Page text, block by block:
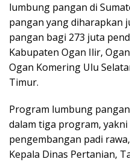
lumbung pangan di
pangan yang diharapkan
pangan bagi 273 juta
Kabupaten Ogan Ilir,
Ogan Komering Ulu
Timur.
Program lumbung
dalam tiga program,
pengembangan padi
Kepala Dinas Pertanian,